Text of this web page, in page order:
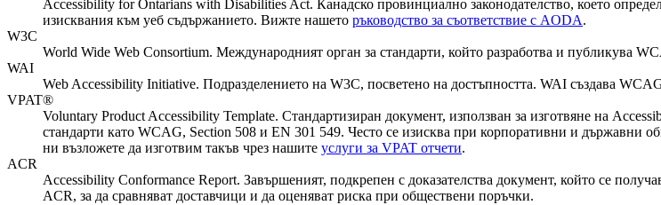
Accessibility for Ontarians with Disabilities Act. Канадско провинциално законодателство, което
изисквания към уеб съдържанието. Вижте нашето ръководство за съответствие с AODA.
W3C
World Wide Web Consortium. Международният орган за стандарти, който разработва и публикува
WAI
Web Accessibility Initiative. Подразделението на W3C, посветено на достъпността. WAI създава
VPAT®
Voluntary Product Accessibility Template. Стандартизиран документ, използван за изготвяне на
стандарти като WCAG, Section 508 и EN 301 549. Често се изисква при корпоративни и държавни
ни възложете да изготвим такъв чрез нашите услуги за VPAT отчети.
ACR
Accessibility Conformance Report. Завършеният, подкрепен с доказателства документ, който се
ACR, за да сравняват доставчици и да оценяват риска при обществени поръчки.